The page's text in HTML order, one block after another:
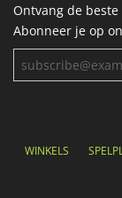
Ontvang de
Abonneer je op
WINKELS